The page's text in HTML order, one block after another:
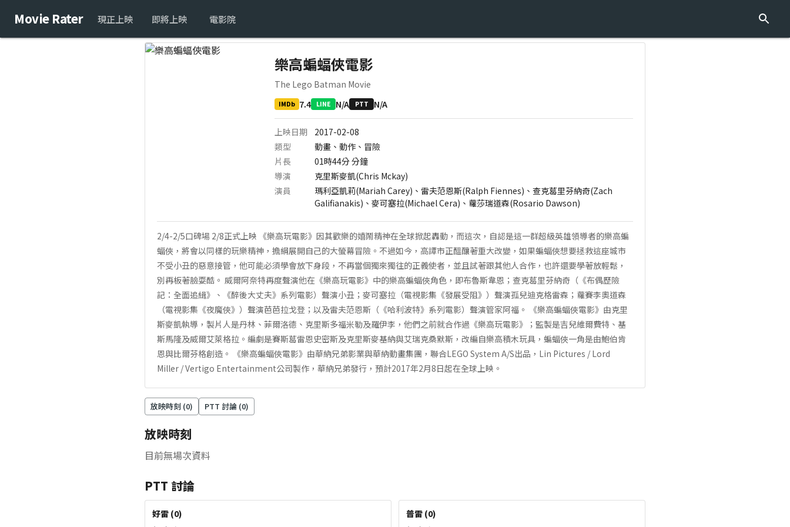
Movie Rater 現正上映 即將上映 電影院
樂高蝙蝠俠電影
The Lego Batman Movie
IMDb 7.4 LINE N/A PTT N/A
上映日期
2017-02-08
類型
動畫、動作、冒險
片長
01時44分分鐘
導演
克里斯麥凱(Chris Mckay)
演員
瑪利亞凱莉(Mariah Carey)、雷夫范恩斯(Ralph Fiennes)、查克葛里芬納奇(Zach
Galifianakis)、麥可塞拉(Michael Cera)、蘿莎瑞道森(Rosario Dawson)
2/4-2/5口碑場 2/8正式上映 《樂高玩電影》因其歡樂的嬉鬧精神在全球掀起轟動，而這次，自認是這一群超級英雄領導者的樂高蝙
蝠俠，將會以同樣的玩樂精神，擔綱展開自己的大螢幕冒險。不過如今，高譚市正醞釀著重大改變，如果蝙蝠俠想要拯救這座城市
不受小丑的惡意接管，他可能必須學會放下身段，不再當個獨來獨往的正義使者，並且試著跟其他人合作，也許還要學著放輕鬆，
別再板著臉耍酷。 威爾阿奈特再度聲演他在《樂高玩電影》中的樂高蝙蝠俠角色，即布魯斯韋恩；查克葛里芬納奇（《布偶歷險
記：全面追緝》、《醉後大丈夫》系列電影）聲演小丑；麥可塞拉（電視影集《發展受阻》）聲演孤兒迪克格雷森；蘿賽李奧道森
（電視影集《夜魔俠》）聲演芭芭拉戈登；以及雷夫范恩斯（《哈利波特》系列電影）聲演管家阿福。 《樂高蝙蝠俠電影》由克里
斯麥凱執導，製片人是丹林、菲爾洛德、克里斯多福米勒及羅伊李，他們之前就合作過《樂高玩電影》；監製是吉兒維爾費特、基
斯馬隆及威爾艾萊格拉。編劇是賽斯葛雷恩史密斯及克里斯麥基納與艾瑞克桑默斯，改編自樂高積木玩具，蝙蝠俠一角是由鮑伯肯
恩與比爾芬格創造。 《樂高蝙蝠俠電影》由華納兄弟影業與華納動畫集團，聯合LEGO System A/S出品，Lin Pictures / Lord
Miller / Vertigo Entertainment公司製作，華納兄弟發行，預計2017年2月8日起在全球上映。
放映時刻 (0) PTT 討論 (0)
放映時刻
目前無場次資料
PTT 討論
好雷 (0) 普雷 (0)